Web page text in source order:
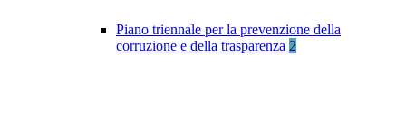
Piano triennale per la prevenzione della
corruzione e della trasparenza 2